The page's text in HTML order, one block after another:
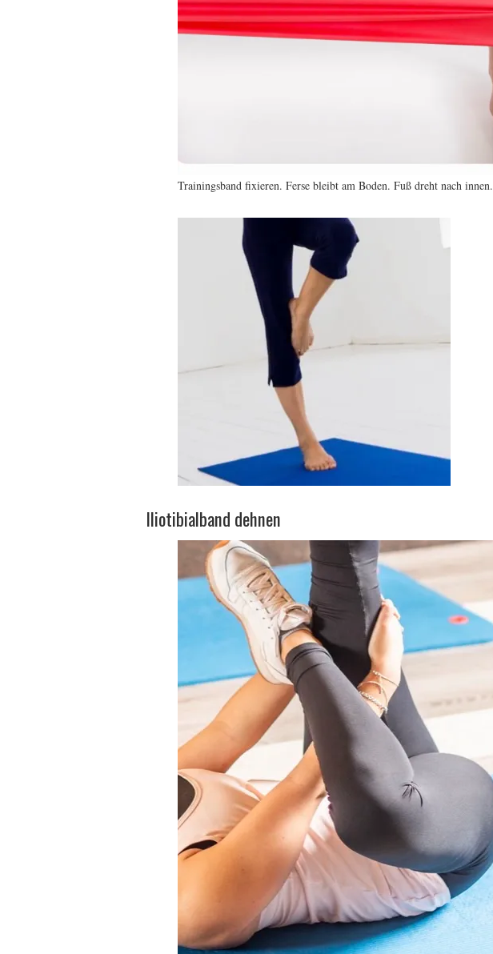
Trainingsband fixieren. Ferse bleibt am Boden. Fuß dreht nach innen.
Iliotibialband dehnen